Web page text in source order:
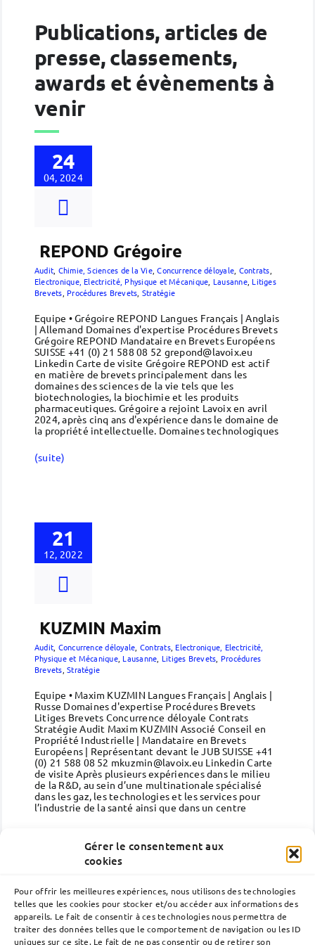
Gérer le consentement aux
cookies
Pour offrir les meilleures expériences, nous utilisons des technologies
telles que les cookies pour stocker et/ou accéder aux informations des
appareils. Le fait de consentir à ces technologies nous permettra de
traiter des données telles que le comportement de navigation ou les ID
uniques sur ce site. Le fait de ne pas consentir ou de retirer son
Publications, articles de
presse, classements,
awards et évènements à
venir
24
04, 2024
REPOND Grégoire
Audit Chimie, Sciences de la Vie,Concurrence déloyale Contrats
Electronique, Electricité, Physique et Mécanique Lausanne, Litiges
Brevets Procédures Brevets Stratégie
Equipe • Grégoire REPOND Langues Français | Anglais
| Allemand Domaines d'expertise Procédures Brevets
Grégoire REPOND Mandataire en Brevets Européens
SUISSE +41 (0) 21 588 08 52 grepond@lavoix.eu
Linkedin Carte de visite Grégoire REPOND est actif
en matière de brevets principalement dans les
domaines des sciences de la vie tels que les
biotechnologies, la biochimie et les produits
pharmaceutiques. Grégoire a rejoint Lavoix en avril
2024, après cinq ans d'expérience dans le domaine de
la propriété intellectuelle. Domaines technologiques
(suite)
21
12, 2022
KUZMIN Maxim
Audit Concurrence déloyale Contrats, Electronique, Electricité,
Physique et Mécanique, Lausanne Litiges Brevets Procédures
Brevets ,Stratégie
Equipe • Maxim KUZMIN Langues Français | Anglais |
Russe Domaines d'expertise Procédures Brevets
Litiges Brevets Concurrence déloyale Contrats
Stratégie Audit Maxim KUZMIN Associé Conseil en
Propriété Industrielle | Mandataire en Brevets
Européens | Représentant devant le JUB SUISSE +41
(0) 21 588 08 52 mkuzmin@lavoix.eu Linkedin Carte
de visite Après plusieurs expériences dans le milieu
de la R&D, au sein d’une multinationale spécialisé
dans les gaz, les technologies et les services pour
l’industrie de la santé ainsi que dans un centre